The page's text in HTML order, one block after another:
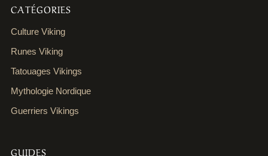
CATÉGORIES
Culture Viking
Runes Viking
Tatouages Vikings
Mythologie Nordique
Guerriers Vikings
GUIDES